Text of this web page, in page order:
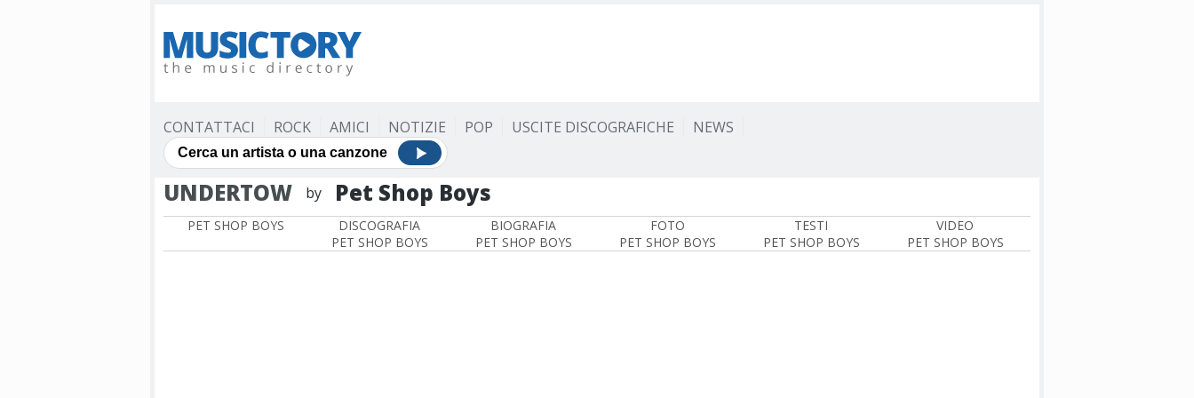
CONTATTACI ROCK AMICI NOTIZIE POP USCITE DISCOGRAFICHE NEWS
UNDERTOW by Pet Shop Boys
PET SHOP BOYS
DISCOGRAFIA
PET SHOP BOYS
BIOGRAFIA
PET SHOP BOYS
FOTO
PET SHOP BOYS
TESTI
PET SHOP BOYS
VIDEO
PET SHOP BOYS